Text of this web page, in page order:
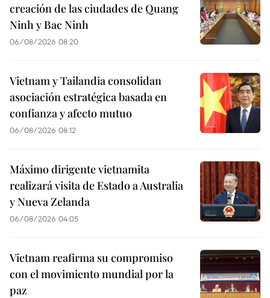
creación de las ciudades de Quang
Ninh y Bac Ninh
06/08/2026 08:20
Vietnam y Tailandia consolidan
asociación estratégica basada en
confianza y afecto mutuo
06/08/2026 08:12
Máximo dirigente vietnamita
realizará visita de Estado a Australia
y Nueva Zelanda
06/08/2026 04:05
Vietnam reafirma su compromiso
con el movimiento mundial por la
paz